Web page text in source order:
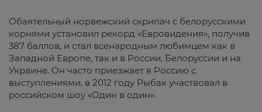
Обаятельный норвежский скрипач с белорусскими
корнями установил рекорд «Евровидения», получив
387 баллов, и стал всенародным любимцем как в
Западной Европе, так и в России, Белоруссии и на
Украине. Он часто приезжает в Россию с
выступлениями, в 2012 году Рыбак участвовал в
российском шоу «Один в один».